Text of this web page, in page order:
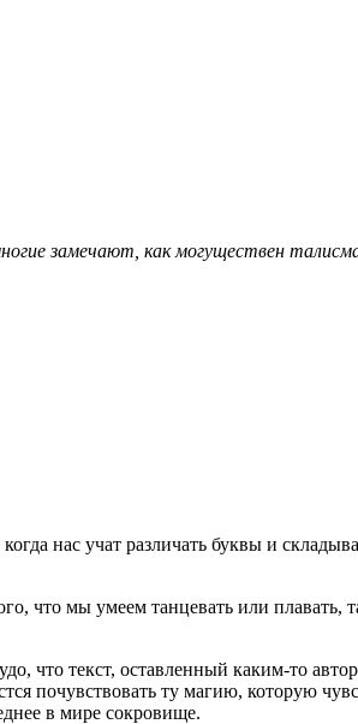
замечают, как могуществен
нас учат различать буквы и
что мы умеем танцевать или плавать,
что текст, оставленный каким-то
почувствовать ту магию, которую
в мире сокровище.